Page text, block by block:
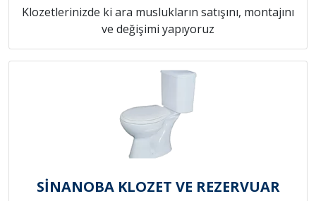
Klozetlerinizde ki ara muslukların satışını, montajını
ve değişimi yapıyoruz
SİNANOBA KLOZET VE REZERVUAR